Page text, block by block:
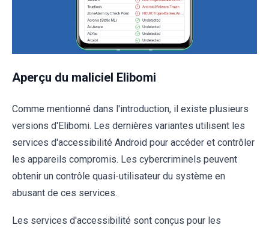
Aperçu du maliciel Elibomi
Comme mentionné dans l'introduction, il existe plusieurs
versions d'Elibomi. Les dernières variantes utilisent les
services d'accessibilité Android pour accéder et contrôler
les appareils compromis. Les cybercriminels peuvent
obtenir un contrôle quasi-utilisateur du système en
abusant de ces services.
Les services d'accessibilité sont conçus pour les